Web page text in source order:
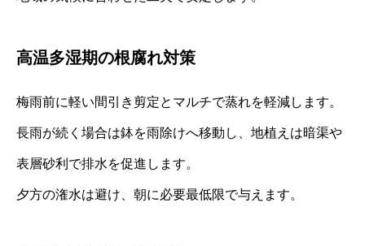
高温多湿期の根腐れ対策
梅雨前に軽い間引き剪定とマルチで蒸れを軽減します。
長雨が続く場合は鉢を雨除けへ移動し、地植えは暗渠や
表層砂利で排水を促進します。
夕方の潅水は避け、朝に必要最低限で与えます。